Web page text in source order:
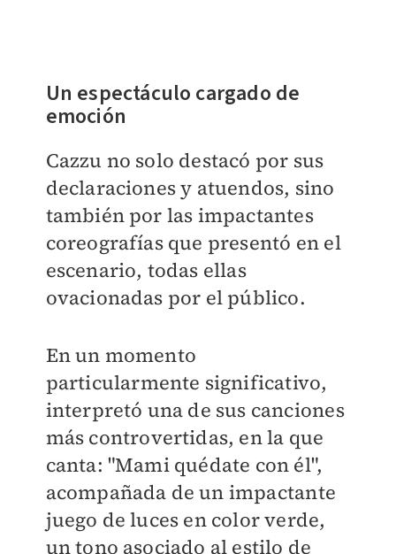
Un espectáculo cargado de
emoción
Cazzu no solo destacó por sus
declaraciones y atuendos, sino
también por las impactantes
coreografías que presentó en el
escenario, todas ellas
ovacionadas por el público.
En un momento
particularmente significativo,
interpretó una de sus canciones
más controvertidas, en la que
canta: "Mami quédate con él",
acompañada de un impactante
juego de luces en color verde,
un tono asociado al estilo de